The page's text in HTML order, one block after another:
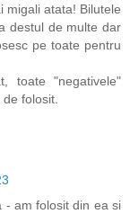
migali atata! Bilutele
destul de multe dar
pe toate pentru
toate "negativele"
folosit.
- am folosit din ea si